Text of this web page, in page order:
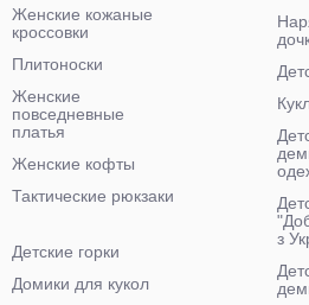
Женские кожаные
кроссовки
Плитоноски
Женские
повседневные
платья
Женские кофты
Тактические рюкзаки
з
Детские горки
Домики для кукол